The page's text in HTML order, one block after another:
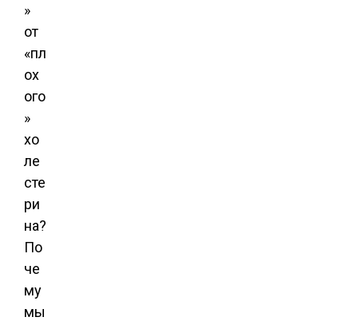
»
от
«пл
ох
ого
»
хо
ле
сте
ри
на?
По
че
му
мы